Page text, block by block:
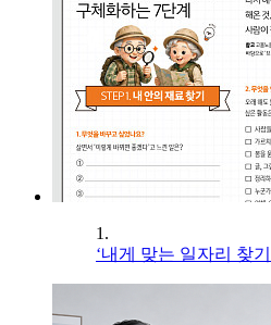
1.
‘내게 맞는 일자리 찾